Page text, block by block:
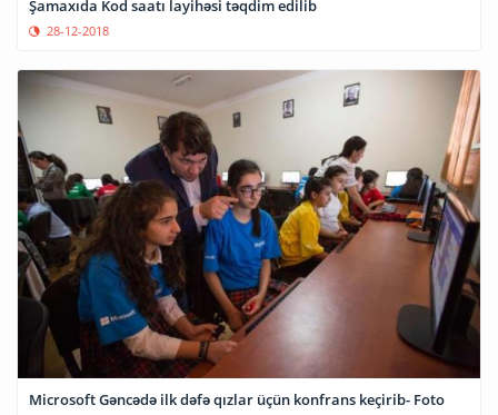
Şamaxıda Kod saatı layihəsi təqdim edilib
28-12-2018
Microsoft Gəncədə ilk dəfə qızlar üçün konfrans keçirib- Foto